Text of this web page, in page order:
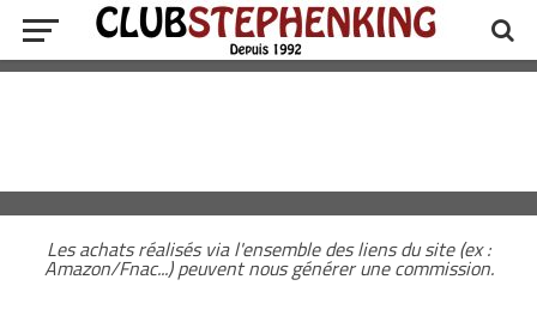
Les achats réalisés via l'ensemble des liens du site (ex :
Amazon/Fnac...) peuvent nous générer une commission.